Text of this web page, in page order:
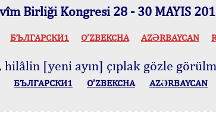
Birliği Kongresi 28 - 30 MAYIS
БЪЛГАРСКИ1 O’ZBEKCHA AZӘRBAYCAN
[yeni ayın] çıplak gözle
БЪЛГАРСКИ1 O’ZBEKCHA AZӘRBAYCAN